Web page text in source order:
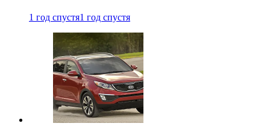
1 год спустя1 год спустя